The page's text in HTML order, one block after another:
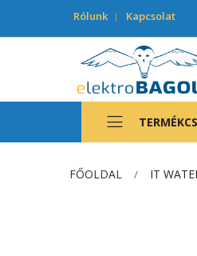
Rólunk Kapcsolat
FŐOLDAL IT